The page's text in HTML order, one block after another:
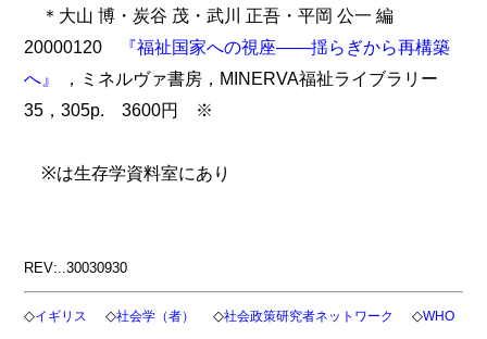
＊大山 博・炭谷 茂・武川 正吾・平岡 公一 編
20000120
『福祉国家への視座――揺らぎから再構築
へ』
，ミネルヴァ書房，MINERVA福祉ライブラリー
35，305p. 3600円 ※
※は生存学資料室にあり
REV:..30030930
◇イギリス ◇社会学（者） ◇社会政策研究者ネットワーク ◇WHO